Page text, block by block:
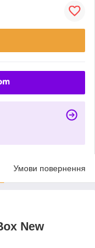
Умови повернення
New